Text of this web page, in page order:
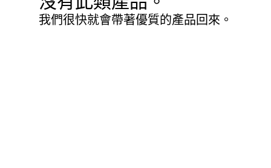
我們很快就會帶著優質的產品回來。